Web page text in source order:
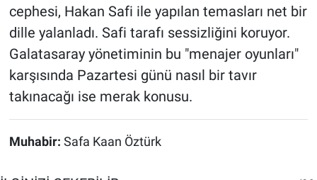
cephesi, Hakan Safi ile yapılan temasları net bir
dille yalanladı. Safi tarafı sessizliğini koruyor.
Galatasaray yönetiminin bu "menajer oyunları"
karşısında Pazartesi günü nasıl bir tavır
takınacağı ise merak konusu.
Muhabir: Safa Kaan Öztürk